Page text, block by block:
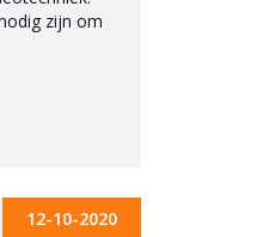
zijn om
12-10-2020